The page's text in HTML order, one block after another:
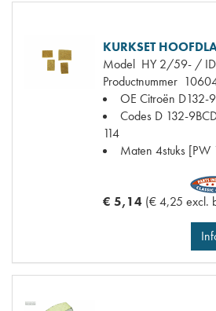
KURKSET
Model HY 2/59- /
Productnummer
OE Citroën D132-
Codes D 132-
114
Maten 4stuks [PW
€ 5,14 (€ 4,25 excl.